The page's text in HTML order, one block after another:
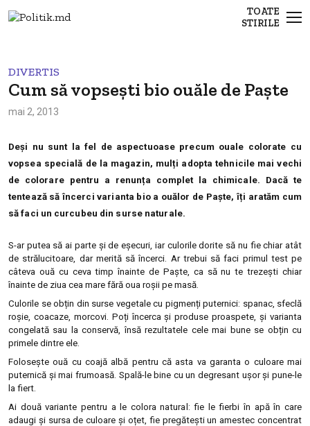
TOATE
STIRILE
DIVERTIS
Cum să vopsești bio ouăle de Paște
mai 2, 2013
Deși nu sunt la fel de aspectuoase precum ouale colorate cu
vopsea specială de la magazin, mulți adopta tehnicile mai vechi
de colorare pentru a renunța complet la chimicale. Dacă te
tentează să încerci varianta bio a ouălor de Paște, îți aratăm cum
să faci un curcubeu din surse naturale.
S-ar putea să ai parte și de eșecuri, iar culorile dorite să nu fie chiar atât
de strălucitoare, dar merită să încerci. Ar trebui să faci primul test pe
câteva ouă cu ceva timp înainte de Paște, ca să nu te trezești chiar
înainte de ziua cea mare fără oua roșii pe masă.
Culorile se obțin din surse vegetale cu pigmenți puternici: spanac, sfeclă
roșie, coacaze, morcovi. Poți încerca și produse proaspete, și varianta
congelată sau la conservă, însă rezultatele cele mai bune se obțin cu
primele dintre ele.
Folosește ouă cu coajă albă pentru că asta va garanta o culoare mai
puternică și mai frumoasă. Spală-le bine cu un degresant ușor și pune-le
la fiert.
Ai două variante pentru a le colora natural: fie le fierbi în apă în care
adaugi și sursa de culoare și oțet, fie pregătești un amestec concentrat